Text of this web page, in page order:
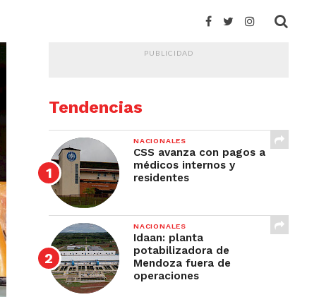
PUBLICIDAD
Tendencias
NACIONALES
CSS avanza con pagos a
médicos internos y
residentes
NACIONALES
Idaan: planta
potabilizadora de
Mendoza fuera de
operaciones